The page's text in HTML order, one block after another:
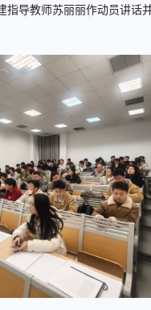
指导教师苏丽丽作动员讲话